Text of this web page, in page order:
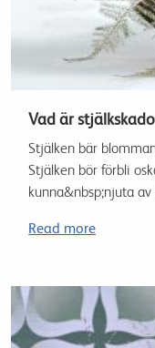
Vad är
Stjälken bär
Stjälken bör förbli
kunna&nbsp;njuta
Read more